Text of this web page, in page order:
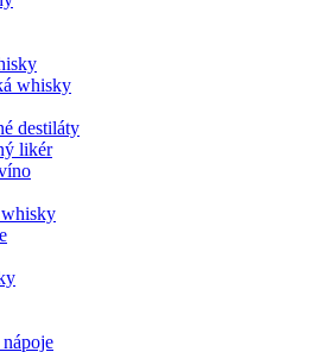
whisky
destiláty
likér
whisky